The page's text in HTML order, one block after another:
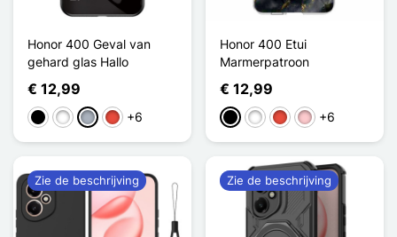
Honor 400 Geval van
gehard glas Hallo
€ 12,99
ZwartWit GrijsRood+6
Honor 400 Etui
Marmerpatroon
€ 12,99
ZwartWit RoodRoze+6
Zie de beschrijving Zie de beschrijving